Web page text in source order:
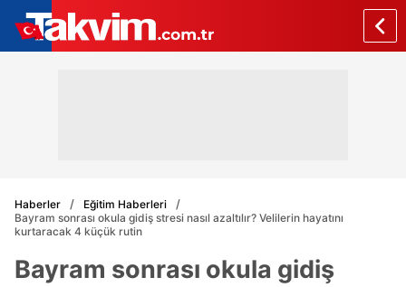
Haberler
Eğitim Haberleri
Bayram sonrası okula gidiş stresi nasıl azaltılır? Velilerin hayatını
kurtaracak 4 küçük rutin
Bayram sonrası okula gidiş